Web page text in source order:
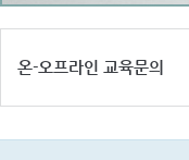
온-오프라인 교육문의